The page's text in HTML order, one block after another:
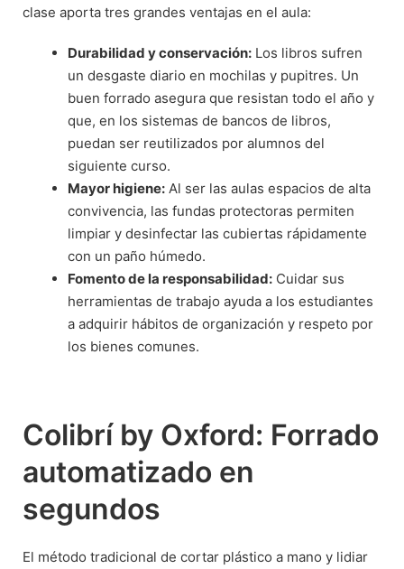
clase aporta tres grandes ventajas en el aula:
Durabilidad y conservación: Los libros sufren
un desgaste diario en mochilas y pupitres. Un
buen forrado asegura que resistan todo el año y
que, en los sistemas de bancos de libros,
puedan ser reutilizados por alumnos del
siguiente curso.
Mayor higiene: Al ser las aulas espacios de alta
convivencia, las fundas protectoras permiten
limpiar y desinfectar las cubiertas rápidamente
con un paño húmedo.
Fomento de la responsabilidad: Cuidar sus
herramientas de trabajo ayuda a los estudiantes
a adquirir hábitos de organización y respeto por
los bienes comunes.
Colibrí by Oxford: Forrado
automatizado en
segundos
El método tradicional de cortar plástico a mano y lidiar